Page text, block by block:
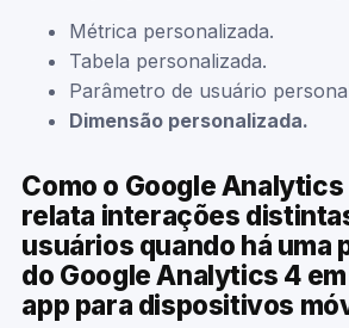
Métrica personalizada.
Tabela personalizada.
Parâmetro de usuário
Dimensão personalizada.
Como o Google Analytics
relata interações
usuários quando há uma
do Google Analytics 4
app para dispositivos